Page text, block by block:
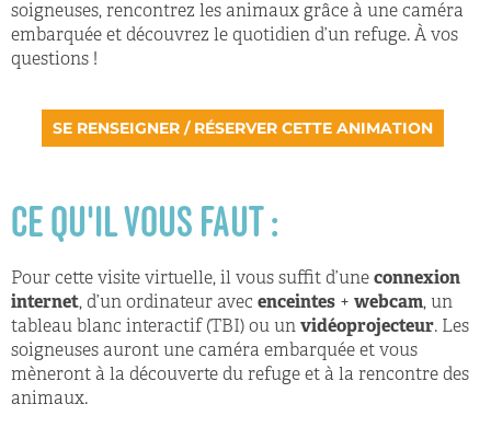
soigneuses, rencontrez les animaux grâce à une caméra
embarquée et découvrez le quotidien d’un refuge. À vos
questions !
SE RENSEIGNER / RÉSERVER CETTE ANIMATION
CE QU'IL VOUS FAUT :
Pour cette visite virtuelle, il vous suffit d’une connexion
internet, d’un ordinateur avec enceintes + webcam, un
tableau blanc interactif (TBI) ou un vidéoprojecteur. Les
soigneuses auront une caméra embarquée et vous
mèneront à la découverte du refuge et à la rencontre des
animaux.